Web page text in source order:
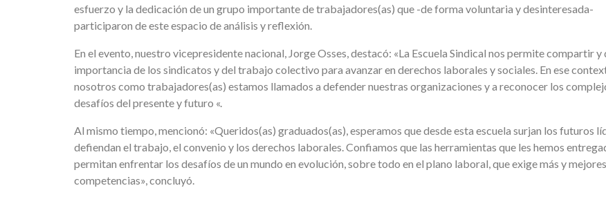
esfuerzo y la dedicación de un grupo importante de trabajadores(as) que -de forma voluntaria y desinteresada-
participaron de este espacio de análisis y reflexión.
En el evento, nuestro vicepresidente nacional, Jorge Osses, destacó: «La Escuela Sindical nos permite compartir
importancia de los sindicatos y del trabajo colectivo para avanzar en derechos laborales y sociales. En ese
nosotros como trabajadores(as) estamos llamados a defender nuestras organizaciones y a reconocer los
desafíos del presente y futuro «.
Al mismo tiempo, mencionó: «Queridos(as) graduados(as), esperamos que desde esta escuela surjan los futuros
defiendan el trabajo, el convenio y los derechos laborales. Confiamos que las herramientas que les hemos
permitan enfrentar los desafíos de un mundo en evolución, sobre todo en el plano laboral, que exige más y mejores
competencias», concluyó.